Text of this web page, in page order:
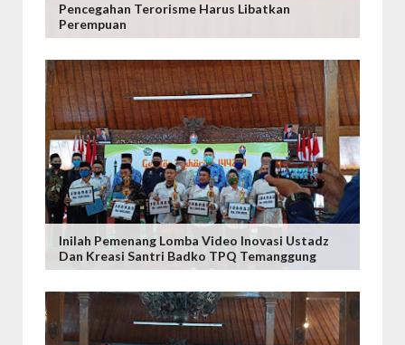
Pencegahan Terorisme Harus Libatkan
Perempuan
Inilah Pemenang Lomba Video Inovasi Ustadz
Dan Kreasi Santri Badko TPQ Temanggung